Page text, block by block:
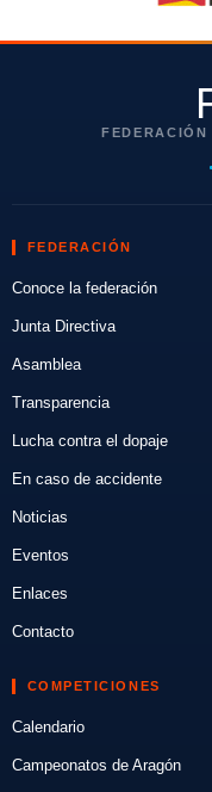
FEDERACIÓN
Conoce la federación
Junta Directiva
Asamblea
Transparencia
Lucha contra el dopaje
En caso de accidente
Noticias
Eventos
Enlaces
Contacto
COMPETICIONES
Calendario
Campeonatos de Aragón